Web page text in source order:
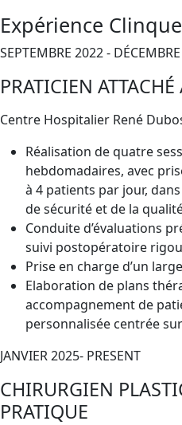
Expérience Clinque
SEPTEMBRE 2022 -
PRATICIEN ATTACHÉ
Centre Hospitalier René
Réalisation de quatre
hebdomadaires, avec
à 4 patients par jour,
de sécurité et de la
Conduite d’évaluations
suivi postopératoire
Prise en charge d’un
Elaboration de plans
accompagnement de
personnalisée centrée
JANVIER 2025- PRESENT
CHIRURGIEN
PRATIQUE